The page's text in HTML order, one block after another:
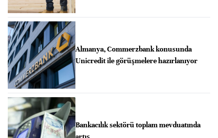
Almanya, Commerzbank konusunda
Unicredit ile görüşmelere hazırlanıyor
Bankacılık sektörü toplam mevduatında